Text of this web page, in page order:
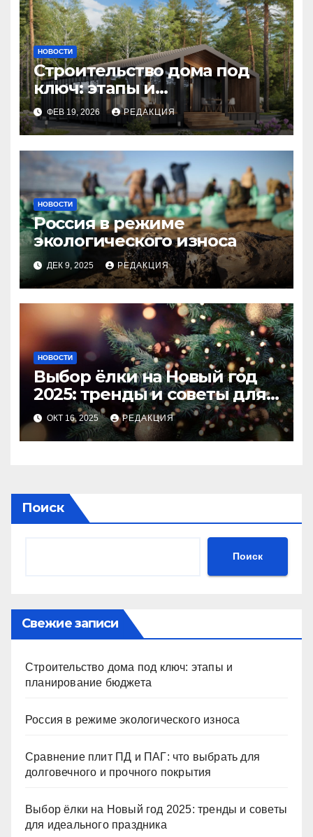
НОВОСТИ
Строительство дома под
ключ: этапы и
планирование бюджета
ФЕВ 19, 2026 РЕДАКЦИЯ
НОВОСТИ
Россия в режиме
экологического износа
ДЕК 9, 2025 РЕДАКЦИЯ
НОВОСТИ
Выбор ёлки на Новый год
2025: тренды и советы для
идеального праздника
ОКТ 16, 2025 РЕДАКЦИЯ
Поиск
Поиск
Свежие записи
Строительство дома под ключ: этапы и
планирование бюджета
Россия в режиме экологического износа
Сравнение плит ПД и ПАГ: что выбрать для
долговечного и прочного покрытия
Выбор ёлки на Новый год 2025: тренды и советы
для идеального праздника